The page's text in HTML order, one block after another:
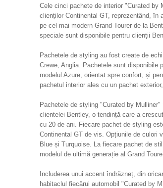
Cele cinci pachete de interior "Curated by
clienților Continental GT, reprezentând, în
pe cel mai modern Grand Tourer de la
speciale sunt disponibile pentru clienții
Pachetele de styling au fost create de
Crewe, Anglia. Pachetele sunt disponibile
modelul Azure, orientat spre confort, și
pachetul interior ales cu un pachet
Pachetele de styling "Curated by
clientelei Bentley, o tendință care a
cu 20 de ani. Fiecare pachet de styling
Continental GT de vis. Opțiunile de culori
Blue și Turquoise. La fiecare pachet de
modelul de ultimă generație al Grand
Includerea unui accent îndrăzneț, din
habitaclul fiecărui automobil "Curated by